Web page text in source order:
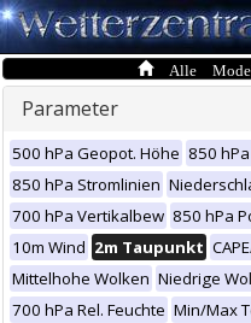
Alle
Parameter
500 hPa Geopot. Höhe 850
850 hPa Stromlinien
700 hPa Vertikalbew 850 hPa
10m Wind 2m Taupunkt
Mittelhohe Wolken Niedrige
700 hPa Rel. Feuchte Min/Max